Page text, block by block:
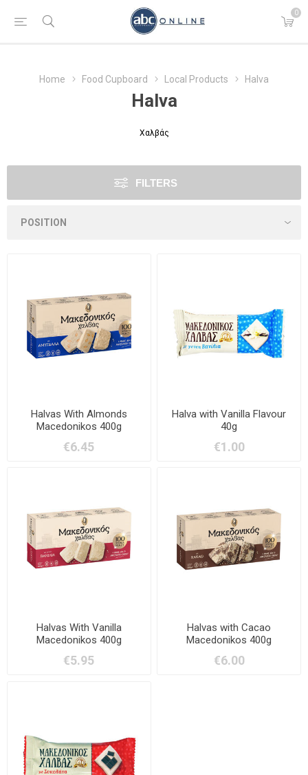
0
Home Food Cupboard Local Products Halva
Halva
Χαλβάς
FILTERS
Halvas With Almonds
Macedonikos 400g
€6.45
Halva with Vanilla Flavour
40g
€1.00
Halvas With Vanilla
Macedonikos 400g
€5.95
Halvas with Cacao
Macedonikos 400g
€6.00